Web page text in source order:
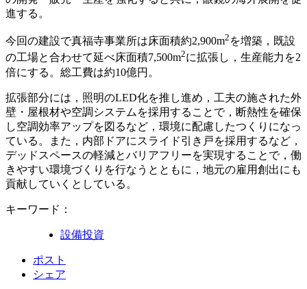
進する。
今回の建設で真福寺事業所は床面積約2,900m2 を増築，既設
の工場と合わせて延べ床面積7,500m2に拡張し，生産能力を2
倍にする。総工費は約10億円。
拡張部分には，照明のLED化を推し進め，工夫の施された外
壁・屋根材や空調システムを採用することで，断熱性を確保
し空調効率アップを図るなど，環境に配慮したつくりになっ
ている。また，内部ドアにスライド引き戸を採用するなど，
デッドスペースの軽減とバリアフリーを実現することで，働
きやすい環境づくりを行なうとともに，地元の雇用創出にも
貢献していくとしている。
キーワード：
設備投資
ポスト
シェア